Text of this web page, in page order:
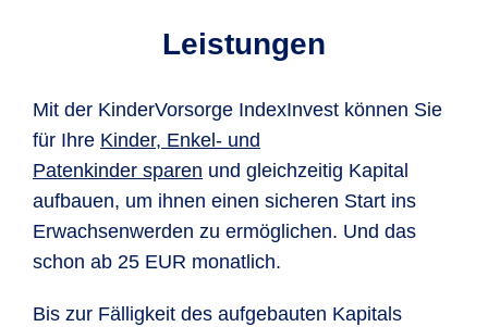
Leistungen
Mit der KinderVorsorge IndexInvest können Sie
für Ihre Kinder, Enkel- und
Patenkinder sparen und gleichzeitig Kapital
aufbauen, um ihnen einen sicheren Start ins
Erwachsenwerden zu ermöglichen. Und das
schon ab 25 EUR monatlich.
Bis zur Fälligkeit des aufgebauten Kapitals